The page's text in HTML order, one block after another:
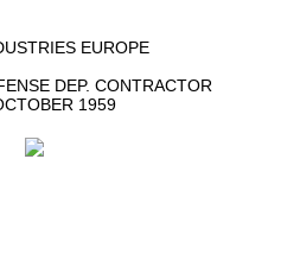
EUROPE
DEP. CONTRACTOR
1959